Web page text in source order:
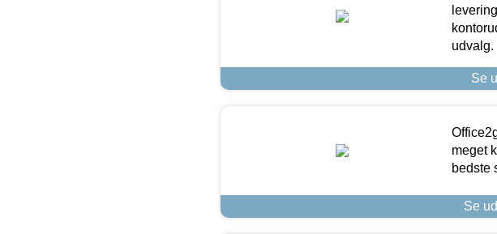
udvalg.
Se
meget
bedste
Se